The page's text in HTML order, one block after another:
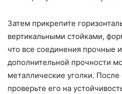
Затем прикрепите
вертикальными стойками,
что все соединения прочные
дополнительной прочности
металлические уголки. После
проверьте его на